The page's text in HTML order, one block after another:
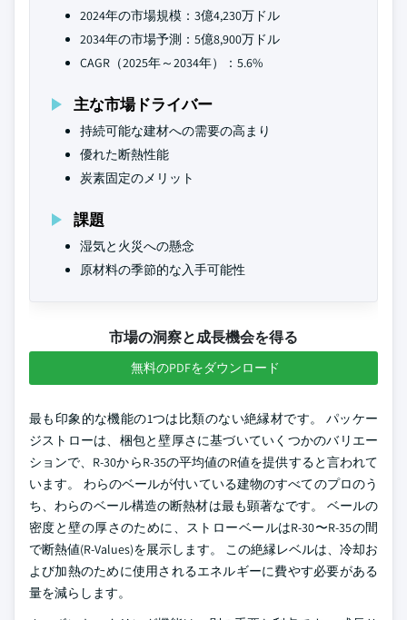
2024年の市場規模：3億4,230万ドル
2034年の市場予測：5億8,900万ドル
CAGR（2025年～2034年）：5.6%
主な市場ドライバー
持続可能な建材への需要の高まり
優れた断熱性能
炭素固定のメリット
課題
湿気と火災への懸念
原材料の季節的な入手可能性
市場の洞察と成長機会を得る
無料のPDFをダウンロード
最も印象的な機能の1つは比類のない絶縁材です。 パッケー
ジストローは、梱包と壁厚さに基づいていくつかのバリエー
ションで、R-30からR-35の平均値のR値を提供すると言われて
います。 わらのベールが付いている建物のすべてのプロのう
ち、わらのベール構造の断熱材は最も顕著なです。 ベールの
密度と壁の厚さのために、ストローベールはR-30〜R-35の間
で断熱値(R-Values)を展示します。 この絶縁レベルは、冷却お
よび加熱のために使用されるエネルギーに費やす必要がある
量を減らします。